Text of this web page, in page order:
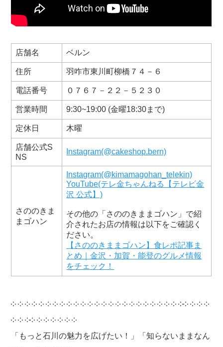
店舗名 ベルン
住所 羽咋市東川町柳橋７４－６
電話番号 ０７６７－２２－５２３０
営業時間 9:30~19:00 (金曜18:30まで)
定休日 木曜
店舗公式S
NS
Instagram(@cakeshop.bern)
さののきま
まゴハン
Instagram(@kimamagohan_telekin)
YouTube(テレ金ちゃんねる【テレビ金
沢 公式】)
その他の「さののきままゴハン」で紹
介されたお店の情報は以下をご確認く
ださい。
【さののきままゴハン】食レポ記事ま
とめ｜金沢・加賀・能登のグルメ情報
をチェック！
༶ ༶ ༶ ༶ ༶ ༶ ༶ ༶ ༶ ༶ ༶ ༶ ༶ ༶ ༶ ༶ ༶ ༶ ༶ ༶ ༶ ༶ ༶ ༶ ༶༶ ༶ ༶ ༶
༶ ༶ ༶༶ ༶ ༶ ༶ ༶ ༶ ༶
「もっと石川の魅力を広げたい！」「知らないままなん